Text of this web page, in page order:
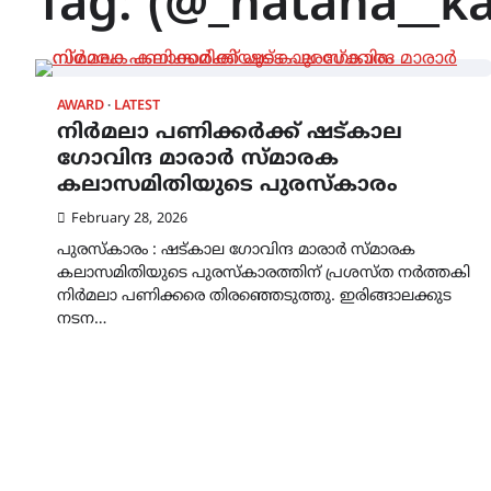
AWARD LATEST
നിർമലാ പണിക്കർക്ക് ഷട്‌കാല
ഗോവിന്ദ മാരാർ സ്മാരക
കലാസമിതിയുടെ പുരസ്‌കാരം
February 28, 2026
പുരസ്‌കാരം : ഷട്‌കാല ഗോവിന്ദ മാരാർ സ്മാരക
കലാസമിതിയുടെ പുരസ്‌കാരത്തിന് പ്രശസ്ത നർത്തകി
നിർമലാ പണിക്കരെ തിരഞ്ഞെടുത്തു. ഇരിങ്ങാലക്കുട
നടന…